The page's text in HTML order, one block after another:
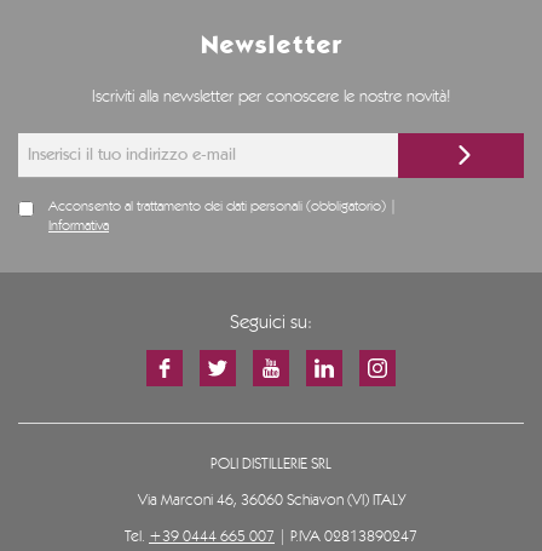
Newsletter
Iscriviti alla newsletter per conoscere le nostre novità!
Acconsento al trattamento dei dati personali (obbligatorio) |
Informativa
Seguici su:
POLI DISTILLERIE SRL
Via Marconi 46, 36060 Schiavon (VI) ITALY
Tel. +39 0444 665 007 | P.IVA 02813890247